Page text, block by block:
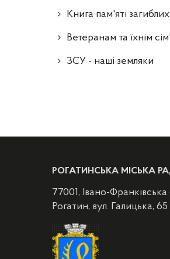
Книга пам'яті загиблих
Ветеранам та їхнім
ЗСУ - наші земляки
РОГАТИНСЬКА МІСЬКА
77001, Івано-Франківська
Рогатин, вул. Галицька, 65